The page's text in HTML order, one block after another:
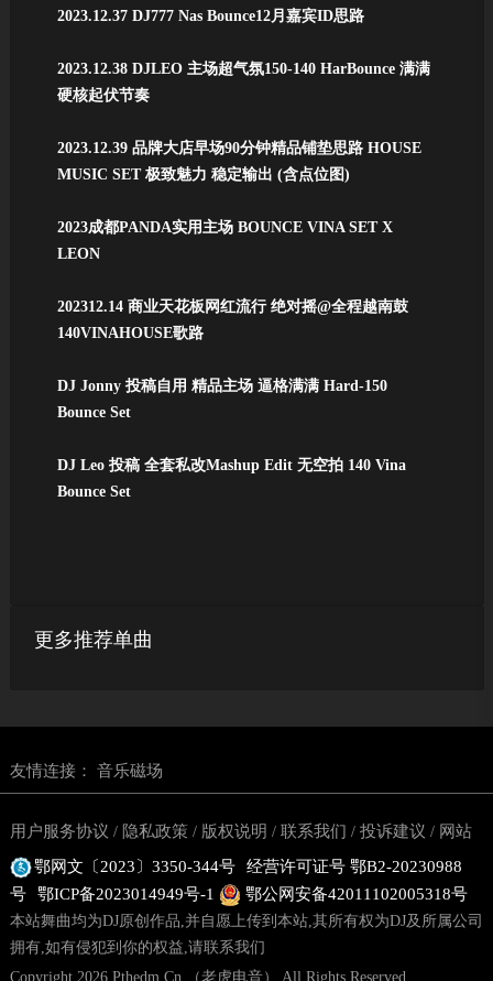
2023.12.37 DJ777 Nas Bounce12月嘉宾ID思路
2023.12.38 DJLEO 主场超气氛150-140 HarBounce 满满
硬核起伏节奏
2023.12.39 品牌大店早场90分钟精品铺垫思路 HOUSE
MUSIC SET 极致魅力 稳定输出 (含点位图)
2023成都PANDA实用主场 BOUNCE VINA SET X
LEON
202312.14 商业天花板网红流行 绝对摇@全程越南鼓
140VINAHOUSE歌路
DJ Jonny 投稿自用 精品主场 逼格满满 Hard-150
Bounce Set
DJ Leo 投稿 全套私改Mashup Edit 无空拍 140 Vina
Bounce Set
更多推荐单曲
友情连接： 音乐磁场
用户服务协议 / 隐私政策 / 版权说明 / 联系我们 / 投诉建议 / 网站
地图
鄂网文〔2023〕3350-344号
经营许可证号 鄂B2-20230988
号
鄂ICP备2023014949号-1 鄂公网安备42011102005318号
本站舞曲均为DJ原创作品,并自愿上传到本站,其所有权为DJ及所属公司
拥有,如有侵犯到你的权益,请联系我们
Copyright 2026 Pthedm.Cn （老虎电音） All Rights Reserved.